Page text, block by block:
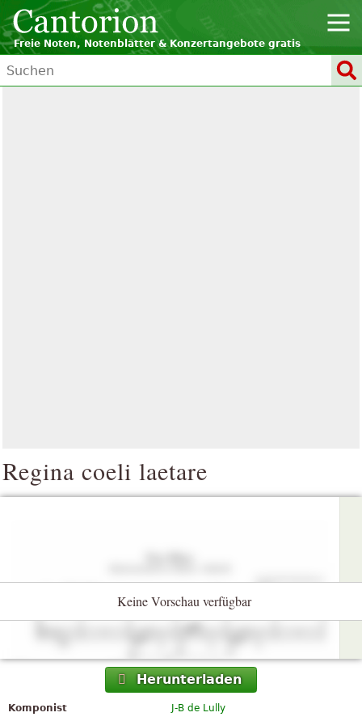
Freie Noten, Notenblätter & Konzertangebote gratis
Regina coeli laetare
Keine Vorschau verfügbar
Herunterladen
Komponist
J-B de Lully